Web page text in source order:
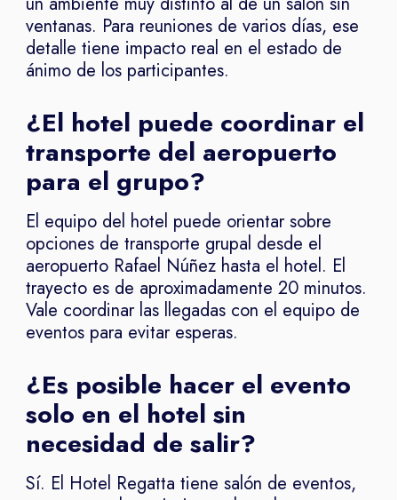
ventanas. Para reuniones de varios días, ese
detalle tiene impacto real en el estado de
ánimo de los participantes.
¿El hotel puede coordinar el
transporte del aeropuerto
para el grupo?
El equipo del hotel puede orientar sobre
opciones de transporte grupal desde el
aeropuerto Rafael Núñez hasta el hotel. El
trayecto es de aproximadamente 20 minutos.
Vale coordinar las llegadas con el equipo de
eventos para evitar esperas.
¿Es posible hacer el evento
solo en el hotel sin
necesidad de salir?
Sí. El Hotel Regatta tiene salón de eventos,